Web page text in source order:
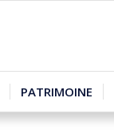
PATRIMOINE